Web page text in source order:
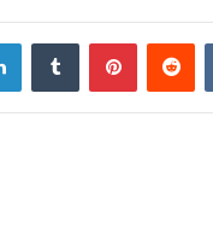
LinkedInTumblr Pinterest